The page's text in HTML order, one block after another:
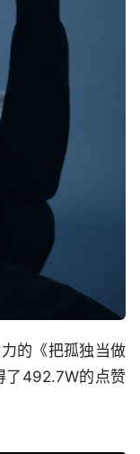
的《把孤独当做
了492.7W的点赞